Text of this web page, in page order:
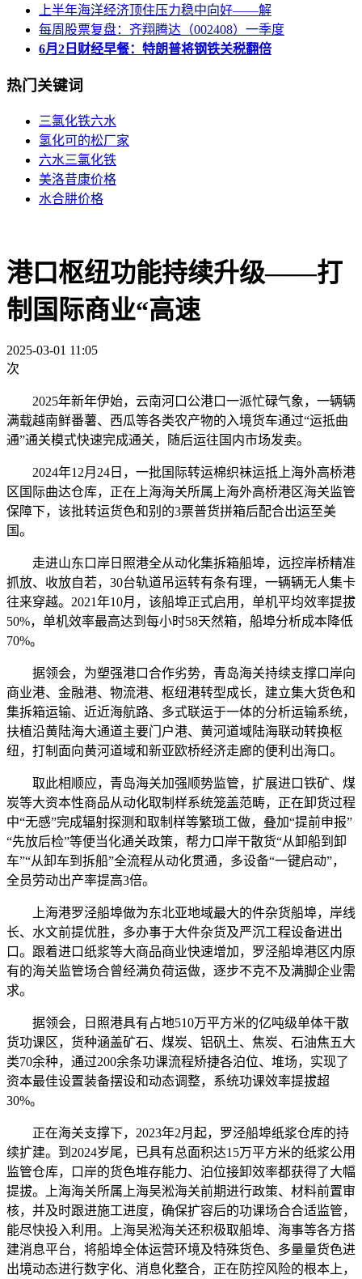
上半年海洋经济顶住压力稳中向好——解
每周股票复盘：齐翔腾达（002408）一季度
6月2日财经早餐：特朗普将钢铁关税翻倍
热门关键词
三氯化铁六水
氢化可的松厂家
六水三氯化铁
美洛昔康价格
水合肼价格
港口枢纽功能持续升级——打
制国际商业“高速
2025-03-01 11:05
次
2025年新年伊始，云南河口公港口一派忙碌气象，一辆辆
满载越南鲜番薯、西瓜等各类农产物的入境货车通过“运抵曲
通”通关模式快速完成通关，随后运往国内市场发卖。
2024年12月24日，一批国际转运棉织袜运抵上海外高桥港
区国际曲达仓库，正在上海海关所属上海外高桥港区海关监管
保障下，该批转运货色和别的3票普货拼箱后配合出运至美
国。
走进山东口岸日照港全从动化集拆箱船埠，远控岸桥精准
抓放、收放自若，30台轨道吊运转有条有理，一辆辆无人集卡
往来穿越。2021年10月，该船埠正式启用，单机平均效率提拔
50%，单机效率最高达到每小时58天然箱，船埠分析成本降低
70%。
据领会，为塑强港口合作劣势，青岛海关持续支撑口岸向
商业港、金融港、物流港、枢纽港转型成长，建立集大货色和
集拆箱运输、近近海航路、多式联运于一体的分析运输系统，
扶植沿黄陆海大通道主要门户港、黄河道域陆海联动转换枢
纽，打制面向黄河道域和新亚欧桥经济走廊的便利出海口。
取此相顺应，青岛海关加强顺势监管，扩展进口铁矿、煤
炭等大资本性商品从动化取制样系统笼盖范畴，正在卸货过程
中“无感”完成辐射探测和取制样等繁琐工做，叠加“提前申报”
“先放后检”等便当化通关政策，帮力口岸干散货“从卸船到卸
车”“从卸车到拆船”全流程从动化贯通，多设备“一键启动”，
全员劳动出产率提高3倍。
上海港罗泾船埠做为东北亚地域最大的件杂货船埠，岸线
长、水文前提优胜，多办事于大件杂货及严沉工程设备进出
口。跟着进口纸浆等大商品商业快速增加，罗泾船埠港区内原
有的海关监管场合曾经满负荷运做，逐步不克不及满脚企业需
求。
据领会，日照港具有占地510万平方米的亿吨级单体干散
货功课区，货种涵盖矿石、煤炭、铝矾土、焦炭、石油焦五大
类70余种，通过200余条功课流程矫捷各泊位、堆场，实现了
资本最佳设置装备摆设和动态调整，系统功课效率提拔超
30%。
正在海关支撑下，2023年2月起，罗泾船埠纸浆仓库的持
续扩建。到2024岁尾，已具有总面积达15万平方米的纸浆公用
监管仓库，口岸的货色堆存能力、泊位接卸效率都获得了大幅
提拔。上海海关所属上海吴淞海关前期进行政策、材料前置审
核，并及时跟进施工进度，确保扩容后的功课场合合适监管，
能尽快投入利用。上海吴淞海关还积极取船埠、海事等各方搭
建消息平台，将船埠全体运营环境及特殊货色、多量量货色进
出境动态进行数字化、消息化整合，正在防控风险的根本上，